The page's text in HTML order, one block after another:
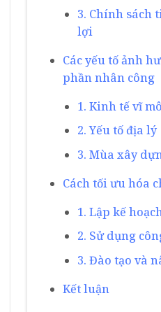
3. Chính sách
lợi
Các yếu tố ảnh
phần nhân công
1. Kinh tế vĩ mô
2. Yếu tố địa lý
3. Mùa xây
Cách tối ưu hóa
1. Lập kế
2. Sử dụng
3. Đào tạo và
Kết luận